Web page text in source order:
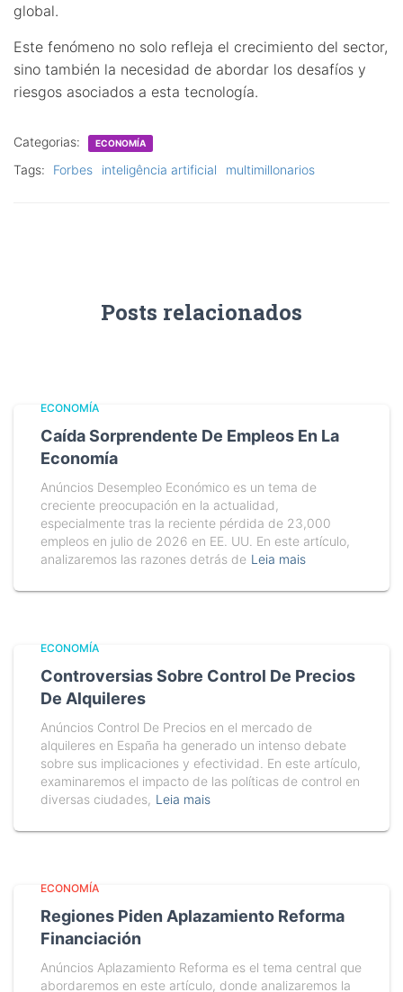
global.
Este fenómeno no solo refleja el crecimiento del sector,
sino también la necesidad de abordar los desafíos y
riesgos asociados a esta tecnología.
Categorias: ECONOMÍA
Tags: Forbes inteligência artificial multimillonarios
Posts relacionados
ECONOMÍA
Caída Sorprendente De Empleos En La
Economía
Anúncios Desempleo Económico es un tema de
creciente preocupación en la actualidad,
especialmente tras la reciente pérdida de 23,000
empleos en julio de 2026 en EE. UU. En este artículo,
analizaremos las razones detrás de Leia mais
ECONOMÍA
Controversias Sobre Control De Precios
De Alquileres
Anúncios Control De Precios en el mercado de
alquileres en España ha generado un intenso debate
sobre sus implicaciones y efectividad. En este artículo,
examinaremos el impacto de las políticas de control en
diversas ciudades, Leia mais
ECONOMÍA
Regiones Piden Aplazamiento Reforma
Financiación
Anúncios Aplazamiento Reforma es el tema central que
abordaremos en este artículo, donde analizaremos la